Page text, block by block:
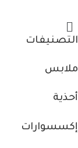
التصنيفات
ملابس
أحذية
إكسسوارات